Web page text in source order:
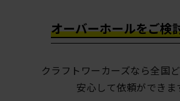
オーバーホールをご検
クラフトワーカーズなら全国
安心して依頼ができま